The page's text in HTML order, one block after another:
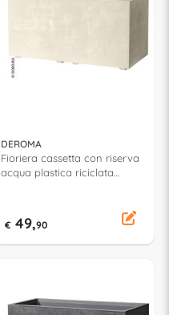
DEROMA
Fioriera cassetta con riserva
acqua plastica riciclata
€ 49,90